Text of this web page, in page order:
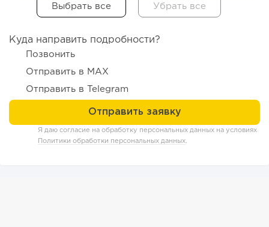
миллиарды:...
Куда направить подробности?
Позвонить
Отправить в MAX
Отправить в Telegram
Я даю согласие на обработку персональных данных на условиях
Политики обработки персональных данных.